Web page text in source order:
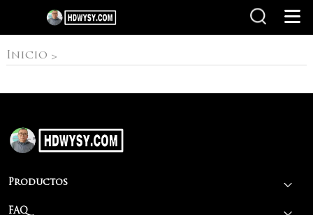
Inicio >
Productos
FAQ